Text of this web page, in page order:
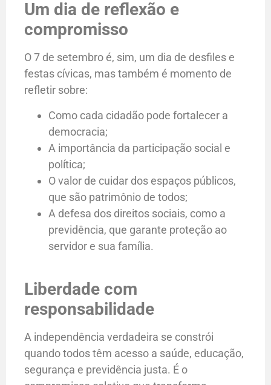
Um dia de reflexão e
compromisso
O 7 de setembro é, sim, um dia de desfiles e
festas cívicas, mas também é momento de
refletir sobre:
Como cada cidadão pode fortalecer a
democracia;
A importância da participação social e
política;
O valor de cuidar dos espaços públicos,
que são patrimônio de todos;
A defesa dos direitos sociais, como a
previdência, que garante proteção ao
servidor e sua família.
Liberdade com
responsabilidade
A independência verdadeira se constrói
quando todos têm acesso a saúde, educação,
segurança e previdência justa. É o